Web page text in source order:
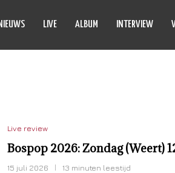
LIVE ALBUM INTERVIEW
Live review
Bospop 2026: Zondag (Weert)
15 juli 2026 13 minuten leestijd